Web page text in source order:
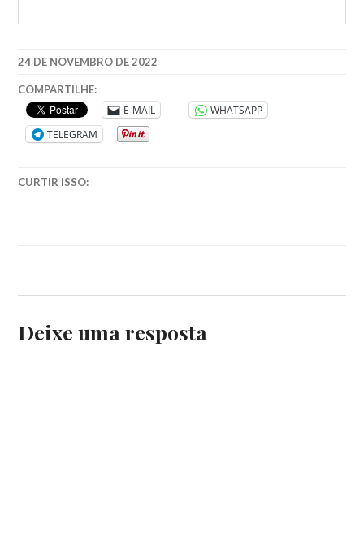
24 DE NOVEMBRO DE 2022
COMPARTILHE:
E-MAIL
WHATSAPP
TELEGRAM
CURTIR ISSO:
Deixe uma resposta